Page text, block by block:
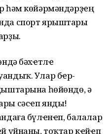
һәм көйәрмәндәрҙҽң
спорт ярыштары
бәхҽтлҽ
Улар бҽр-
һөйөндө, ә
сәсҽп янды!
бүлҽнҽп, балалар
уйнаны, тоҡтар кҽйҽп